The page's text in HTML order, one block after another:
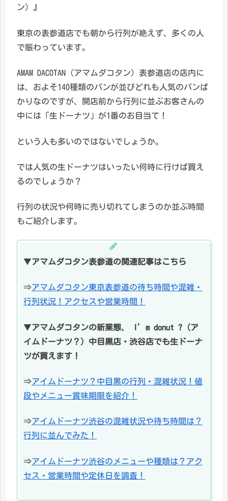
ン）』
東京の表参道店でも朝から行列が絶えず、多くの人
で賑わっています。
AMAM DACOTAN（アマムダコタン）表参道店の店内に
は、およそ140種類のパンが並びどれも人気のパンば
かりなのですが、開店前から行列に並ぶお客さんの
中には「生ドーナツ」が1番のお目当て！
という人も多いのではないでしょうか。
では人気の生ドーナツはいったい何時に行けば買え
るのでしょうか？
行列の状況や何時に売り切れてしまうのか並ぶ時間
もご紹介します。
▼アマムダコタン表参道の関連記事はこちら
⇒アマムダコタン東京表参道の待ち時間や混雑・
行列状況！アクセスや営業時間！
▼アマムダコタンの新業態、 I’m donut ?（ア
イムドーナツ？）中目黒店・渋谷店でも生ドーナ
ツが買えます！
⇒アイムドーナツ？中目黒の行列・混雑状況！値
段やメニュー賞味期限を紹介！
⇒アイムドーナツ渋谷の混雑状況や待ち時間は？
行列に並んでみた！
⇒アイムドーナツ渋谷のメニューや種類は？アク
セス・営業時間や定休日を調査！